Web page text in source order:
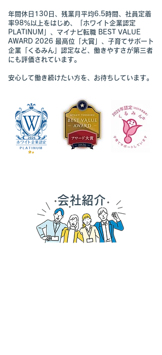
年間休日130日、残業月平均6.5時間、社員定着
率98％以上をはじめ、「ホワイト企業認定
PLATINUM」、マイナビ転職 BEST VALUE
AWARD 2026 最高位「大賞」、子育てサポート
企業「くるみん」認定など、働きやすさが第三者
にも評価されています。
安心して働き続けたい方を、お待ちしています。
​会社紹介